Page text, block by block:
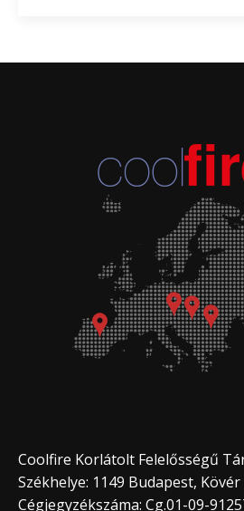
Coolfire Korlátolt Felelősségű
Székhelye: 1149 Budapest,
Cégjegyzékszáma: Cg.01-09-